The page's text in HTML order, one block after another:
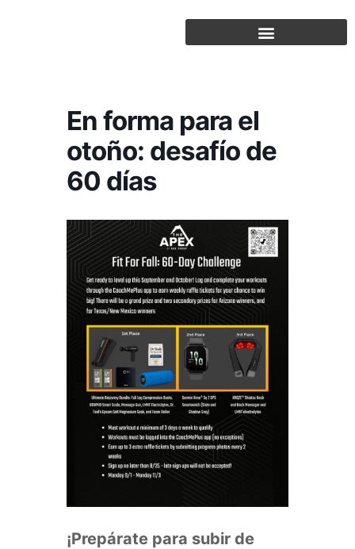
En forma para el
otoño: desafío de
60 días
¡Prepárate para subir de